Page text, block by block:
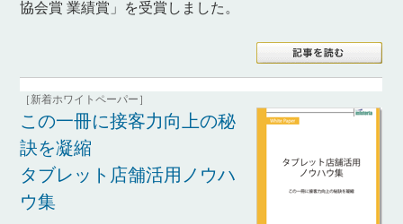
協会賞 業績賞」を受賞しました。
［新着ホワイトペーパー］
この一冊に接客力向上の秘
訣を凝縮
タブレット店舗活用ノウハ
ウ集